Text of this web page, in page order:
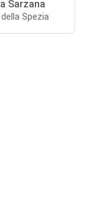
Sarzana
Spezia